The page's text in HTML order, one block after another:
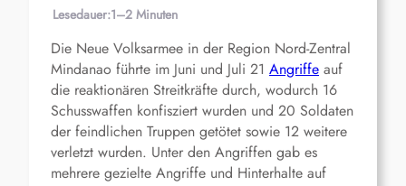
Lesedauer:1–2 Minuten
Die Neue Volksarmee in der Region Nord-Zentral
Mindanao führte im Juni und Juli 21 Angriffe auf
die reaktionären Streitkräfte durch, wodurch 16
Schusswaffen konfisziert wurden und 20 Soldaten
der feindlichen Truppen getötet sowie 12 weitere
verletzt wurden. Unter den Angriffen gab es
mehrere gezielte Angriffe und Hinterhalte auf